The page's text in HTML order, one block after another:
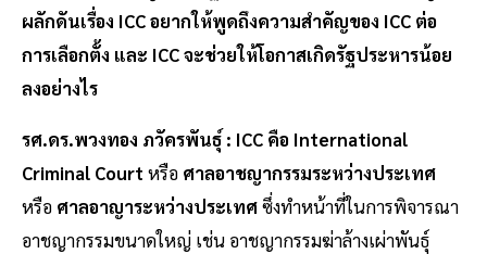
ผลักดันเรื่อง ICC อยากให้พูดถึงความสำคัญของ ICC ต่อ
การเลือกตั้ง และ ICC จะช่วยให้โอกาสเกิดรัฐประหารน้อย
ลงอย่างไร
รศ.ดร.พวงทอง ภวัครพันธุ์ : ICC คือ International
Criminal Court หรือ ศาลอาชญากรรมระหว่างประเทศ
หรือ ศาลอาญาระหว่างประเทศซึ่งทำหน้าที่ในการพิจารณา
อาชญากรรมขนาดใหญ่ เช่น อาชญากรรมฆ่าล้างเผ่าพันธุ์